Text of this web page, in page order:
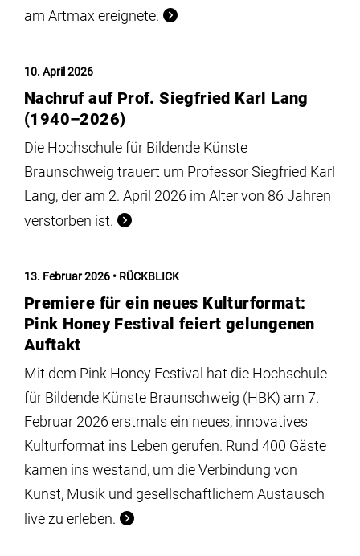
am Artmax ereignete.
10. April 2026
Nachruf auf Prof. Siegfried Karl Lang
(1940–2026)
Die Hochschule für Bildende Künste
Braunschweig trauert um Professor Siegfried Karl
Lang, der am 2. April 2026 im Alter von 86 Jahren
verstorben ist.
13. Februar 2026 RÜCKBLICK
Premiere für ein neues Kulturformat:
Pink Honey Festival feiert gelungenen
Auftakt
Mit dem Pink Honey Festival hat die Hochschule
für Bildende Künste Braunschweig (HBK) am 7.
Februar 2026 erstmals ein neues, innovatives
Kulturformat ins Leben gerufen. Rund 400 Gäste
kamen ins westand, um die Verbindung von
Kunst, Musik und gesellschaftlichem Austausch
live zu erleben.